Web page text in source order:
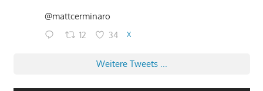
@mattcerminaro
12 34 X
Weitere Tweets ...